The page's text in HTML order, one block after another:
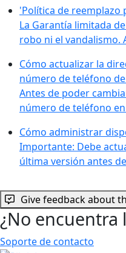
'Política de
La Garantía limitada
robo ni el vandalismo.
Cómo actualizar la
número de teléfono
Antes de poder
número de teléfono
Cómo administrar
Importante: Debe
última versión antes
Give feedback about
¿No encuentra
Soporte de contacto